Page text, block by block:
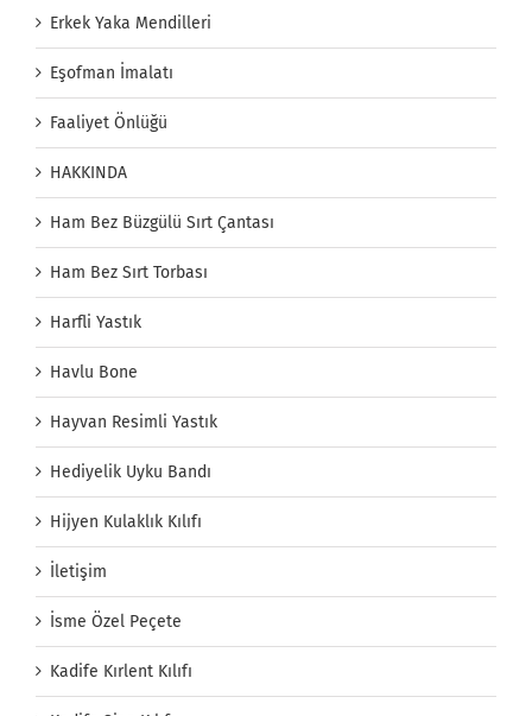
Erkek Yaka Mendilleri
Eşofman İmalatı
Faaliyet Önlüğü
HAKKINDA
Ham Bez Büzgülü Sırt Çantası
Ham Bez Sırt Torbası
Harfli Yastık
Havlu Bone
Hayvan Resimli Yastık
Hediyelik Uyku Bandı
Hijyen Kulaklık Kılıfı
İletişim
İsme Özel Peçete
Kadife Kırlent Kılıfı